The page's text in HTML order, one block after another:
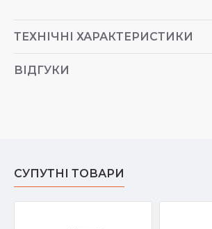
ТЕХНІЧНІ ХАРАКТЕРИСТИКИ
ВІДГУКИ
СУПУТНІ ТОВАРИ